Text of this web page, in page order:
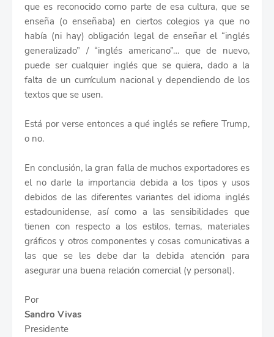
que es reconocido como parte de esa cultura, que se
enseña (o enseñaba) en ciertos colegios ya que no
había (ni hay) obligación legal de enseñar el “inglés
generalizado” / “inglés americano”… que de nuevo,
puede ser cualquier inglés que se quiera, dado a la
falta de un currículum nacional y dependiendo de los
textos que se usen.
Está por verse entonces a qué inglés se refiere Trump,
o no.
En conclusión, la gran falla de muchos exportadores es
el no darle la importancia debida a los tipos y usos
debidos de las diferentes variantes del idioma inglés
estadounidense, así como a las sensibilidades que
tienen con respecto a los estilos, temas, materiales
gráficos y otros componentes y cosas comunicativas a
las que se les debe dar la debida atención para
asegurar una buena relación comercial (y personal).
Por
Sandro Vivas
Presidente